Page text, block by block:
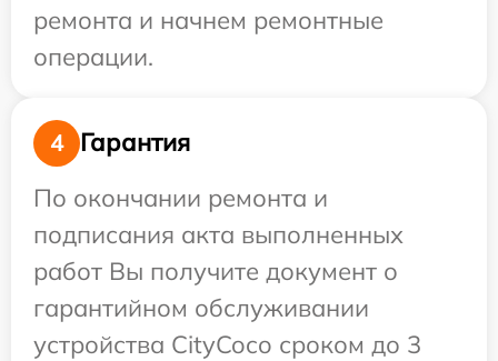
ремонта и начнем ремонтные
операции.
4
Гарантия
По окончании ремонта и
подписания акта выполненных
работ Вы получите документ о
гарантийном обслуживании
устройства CityCoco сроком до 3